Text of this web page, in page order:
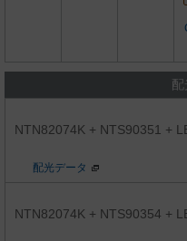
配
NTN82074K + NTS90351 +
配光データ
NTN82074K + NTS90354 +